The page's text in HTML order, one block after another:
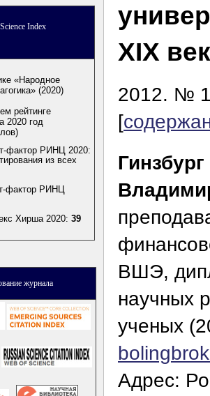
Index
«Народное
(2020)
рейтинге
2020 год
фактор РИНЦ 2020:
из всех
фактор РИНЦ
Хирша 2020: 39
журнала
XIX
2012. №
[
ВШЭ,
научных
ученых
Адрес: